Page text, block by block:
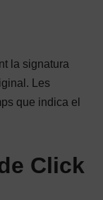
la signatura
Les
que indica el
Click